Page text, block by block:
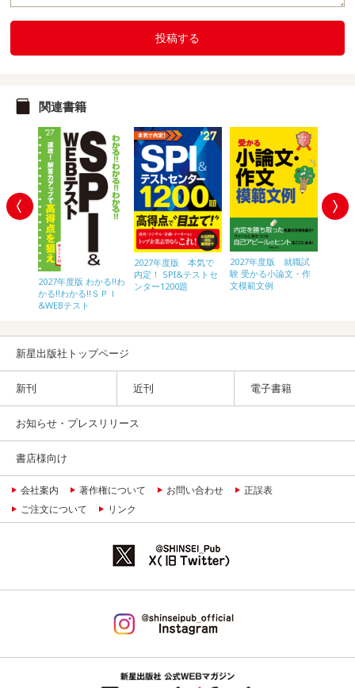
投稿する
関連書籍
2027年度版 わかる!!わ
かる!!わかる!!ＳＰＩ
&WEBテスト
2027年度版 本気で
内定！ SPI&テストセ
ンター1200題
2027年度版 就職試
験 受かる小論文・作
文模範文例
新星出版社トップページ
新刊 近刊 電子書籍
お知らせ・プレスリリース
書店様向け
会社案内 著作権について お問い合わせ
正誤表
ご注文について
リンク